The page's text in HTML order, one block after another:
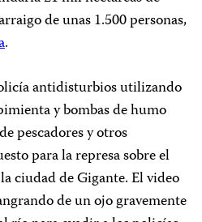
de unas 1.500 personas,
.
antidisturbios utilizando
y bombas de humo
pescadores y otros
para la represa sobre el
ciudad de Gigante. El video
de un ojo gravemente